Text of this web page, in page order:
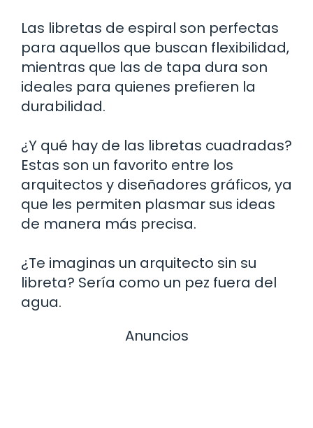
Las libretas de espiral son perfectas
para aquellos que buscan flexibilidad,
mientras que las de tapa dura son
ideales para quienes prefieren la
durabilidad.
¿Y qué hay de las libretas cuadradas?
Estas son un favorito entre los
arquitectos y diseñadores gráficos, ya
que les permiten plasmar sus ideas
de manera más precisa.
¿Te imaginas un arquitecto sin su
libreta? Sería como un pez fuera del
agua.
Anuncios